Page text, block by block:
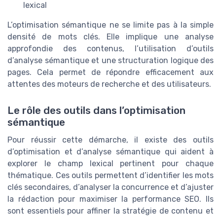
lexical
L’optimisation sémantique ne se limite pas à la simple
densité de mots clés. Elle implique une analyse
approfondie des contenus, l’utilisation d’outils
d’analyse sémantique et une structuration logique des
pages. Cela permet de répondre efficacement aux
attentes des moteurs de recherche et des utilisateurs.
Le rôle des outils dans l’optimisation
sémantique
Pour réussir cette démarche, il existe des outils
d’optimisation et d’analyse sémantique qui aident à
explorer le champ lexical pertinent pour chaque
thématique. Ces outils permettent d’identifier les mots
clés secondaires, d’analyser la concurrence et d’ajuster
la rédaction pour maximiser la performance SEO. Ils
sont essentiels pour affiner la stratégie de contenu et